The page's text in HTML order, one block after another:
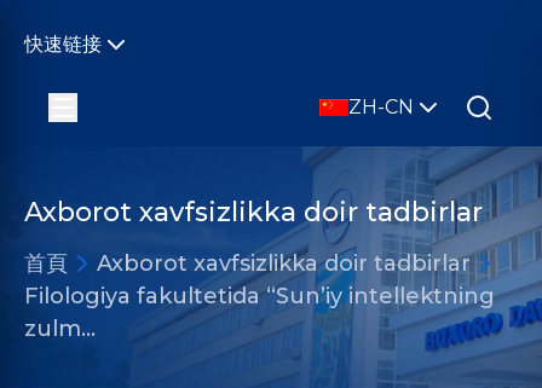
快速链接
ZH-CN
Axborot xavfsizlikka doir tadbirlar
首頁
Axborot xavfsizlikka doir tadbirlar
Filologiya fakultetida “Sun’iy intellektning
zulm…